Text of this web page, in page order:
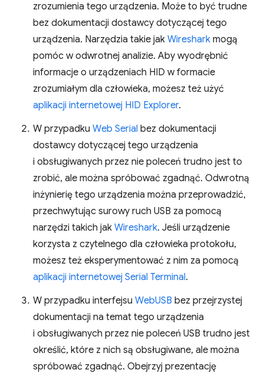
zrozumienia tego urządzenia. Może to być trudne
bez dokumentacji dostawcy dotyczącej tego
urządzenia. Narzędzia takie jak Wireshark mogą
pomóc w odwrotnej analizie. Aby wyodrębnić
informacje o urządzeniach HID w formacie
zrozumiałym dla człowieka, możesz też użyć
aplikacji internetowej HID Explorer.
W przypadku Web Serial bez dokumentacji
dostawcy dotyczącej tego urządzenia
i obsługiwanych przez nie poleceń trudno jest to
zrobić, ale można spróbować zgadnąć. Odwrotną
inżynierię tego urządzenia można przeprowadzić,
przechwytując surowy ruch USB za pomocą
narzędzi takich jak Wireshark. Jeśli urządzenie
korzysta z czytelnego dla człowieka protokołu,
możesz też eksperymentować z nim za pomocą
aplikacji internetowej Serial Terminal.
W przypadku interfejsu WebUSB bez przejrzystej
dokumentacji na temat tego urządzenia
i obsługiwanych przez nie poleceń USB trudno jest
określić, które z nich są obsługiwane, ale można
spróbować zgadnąć. Obejrzyj prezentację